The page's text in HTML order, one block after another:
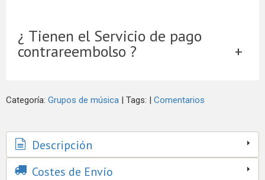
¿ Tienen el Servicio de pago
contrareembolso ?
Categoría: Grupos de música | Tags: | Comentarios
Descripción
Costes de Envío